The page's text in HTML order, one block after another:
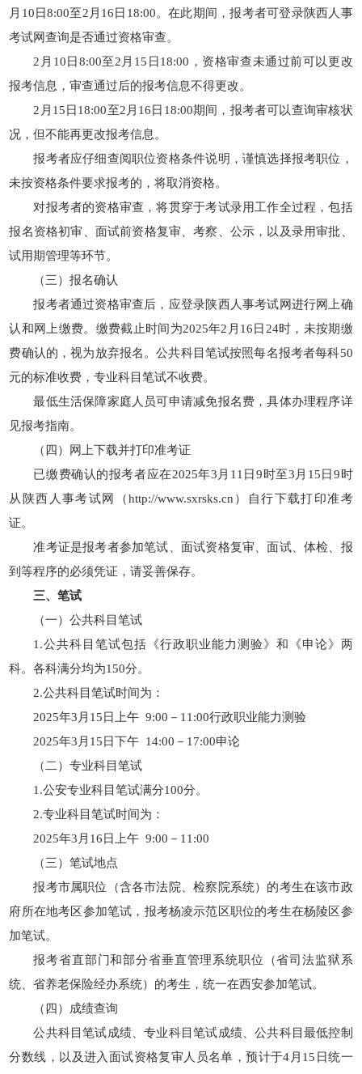
月10日8:00至2月16日18:00。在此期间，报考者可登录陕西人事
考试网查询是否通过资格审查。
2月10日8:00至2月15日18:00，资格审查未通过前可以更改
报考信息，审查通过后的报考信息不得更改。
2月15日18:00至2月16日18:00期间，报考者可以查询审核状
况，但不能再更改报考信息。
报考者应仔细查阅职位资格条件说明，谨慎选择报考职位，
未按资格条件要求报考的，将取消资格。
对报考者的资格审查，将贯穿于考试录用工作全过程，包括
报名资格初审、面试前资格复审、考察、公示，以及录用审批、
试用期管理等环节。
（三）报名确认
报考者通过资格审查后，应登录陕西人事考试网进行网上确
认和网上缴费。缴费截止时间为2025年2月16日24时，未按期缴
费确认的，视为放弃报名。公共科目笔试按照每名报考者每科50
元的标准收费，专业科目笔试不收费。
最低生活保障家庭人员可申请减免报名费，具体办理程序详
见报考指南。
（四）网上下载并打印准考证
已缴费确认的报考者应在2025年3月11日9时至3月15日9时
从陕西人事考试网（http://www.sxrsks.cn）自行下载打印准考
证。
准考证是报考者参加笔试、面试资格复审、面试、体检、报
到等程序的必须凭证，请妥善保存。
三、笔试
（一）公共科目笔试
1.公共科目笔试包括《行政职业能力测验》和《申论》两
科。各科满分均为150分。
2.公共科目笔试时间为：
2025年3月15日上午 9:00－11:00行政职业能力测验
2025年3月15日下午 14:00－17:00申论
（二）专业科目笔试
1.公安专业科目笔试满分100分。
2.专业科目笔试时间为：
2025年3月16日上午 9:00－11:00
（三）笔试地点
报考市属职位（含各市法院、检察院系统）的考生在该市政
府所在地考区参加笔试，报考杨凌示范区职位的考生在杨陵区参
加笔试。
报考省直部门和部分省垂直管理系统职位（省司法监狱系
统、省养老保险经办系统）的考生，统一在西安参加笔试。
（四）成绩查询
公共科目笔试成绩、专业科目笔试成绩、公共科目最低控制
分数线，以及进入面试资格复审人员名单，预计于4月15日统一